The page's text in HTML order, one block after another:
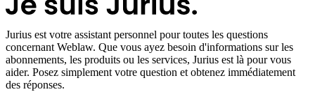
Jurius est votre assistant personnel pour toutes les questions
concernant Weblaw. Que vous ayez besoin d'informations sur les
abonnements, les produits ou les services, Jurius est là pour vous
aider. Posez simplement votre question et obtenez immédiatement
des réponses.